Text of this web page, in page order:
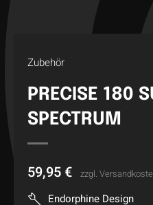
Zubehör
PRECISE 180
SPECTRUM
59,95 € zzgl.
Endorphine Design